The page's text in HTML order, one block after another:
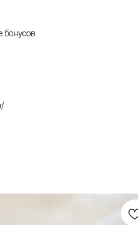
бонусов